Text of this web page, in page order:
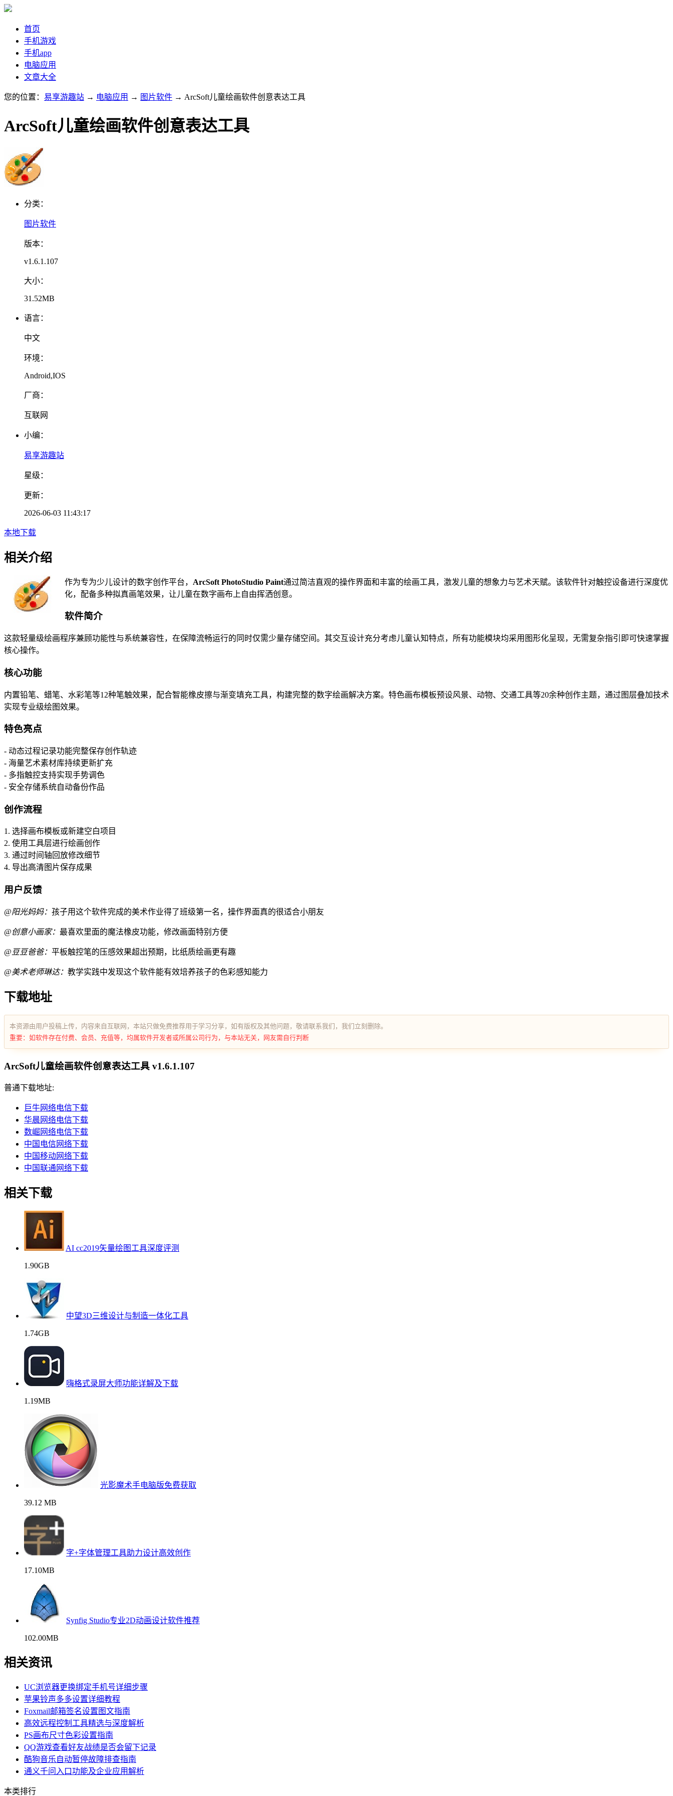
首页
手机游戏
手机app
电脑应用
文章大全
您的位置： 易享游趣站 → 电脑应用 → 图片软件 → ArcSoft儿童绘画软件创意表达工具
ArcSoft儿童绘画软件创意表达工具
分类：
图片软件
版本：
v1.6.1.107
大小：
31.52MB
语言：
中文
环境：
Android,IOS
厂商：
互联网
小编：
易享游趣站
星级：
更新：
2026-06-03 11:43:17
本地下载
相关介绍
作为专为少儿设计的数字创作平台， ArcSoft PhotoStudio Paint通过简洁直观的操作界面和丰富的绘画工具，激发儿童的想象力与艺术天赋。该软件针对触控设备进行深度优
化，配备多种拟真画笔效果，让儿童在数字画布上自由挥洒创意。
软件简介
这款轻量级绘画程序兼顾功能性与系统兼容性，在保障流畅运行的同时仅需少量存储空间。其交互设计充分考虑儿童认知特点，所有功能模块均采用图形化呈现，无需复杂指引即可快速掌握
核心操作。
核心功能
内置铅笔、蜡笔、水彩笔等12种笔触效果，配合智能橡皮擦与渐变填充工具，构建完整的数字绘画解决方案。特色画布模板预设风景、动物、交通工具等20余种创作主题，通过图层叠加技术
实现专业级绘图效果。
特色亮点
- 动态过程记录功能完整保存创作轨迹
- 海量艺术素材库持续更新扩充
- 多指触控支持实现手势调色
- 安全存储系统自动备份作品
创作流程
1. 选择画布模板或新建空白项目
2. 使用工具层进行绘画创作
3. 通过时间轴回放修改细节
4. 导出高清图片保存成果
用户反馈
@阳光妈妈： 孩子用这个软件完成的美术作业得了班级第一名，操作界面真的很适合小朋友
@创意小画家： 最喜欢里面的魔法橡皮功能，修改画面特别方便
@豆豆爸爸： 平板触控笔的压感效果超出预期，比纸质绘画更有趣
@美术老师琳达： 教学实践中发现这个软件能有效培养孩子的色彩感知能力
下载地址
本资源由用户投稿上传，内容来自互联网，本站只做免费推荐用于学习分享，如有版权及其他问题，敬请联系我们，我们立刻删除。
重要：如软件存在付费、会员、充值等，均属软件开发者或所属公司行为，与本站无关，网友需自行判断
ArcSoft儿童绘画软件创意表达工具 v1.6.1.107
普通下载地址:
巨牛网络电信下载
华晨网络电信下载
数崛网络电信下载
中国电信网络下载
中国移动网络下载
中国联通网络下载
相关下载
AI cc2019矢量绘图工具深度评测
1.90GB
中望3D三维设计与制造一体化工具
1.74GB
嗨格式录屏大师功能详解及下载
1.19MB
光影魔术手电脑版免费获取
39.12 MB
字+字体管理工具助力设计高效创作
17.10MB
Synfig Studio专业2D动画设计软件推荐
102.00MB
相关资讯
UC浏览器更换绑定手机号详细步骤
苹果铃声多多设置详细教程
Foxmail邮箱签名设置图文指南
高效远程控制工具精选与深度解析
PS画布尺寸色彩设置指南
QQ游戏查看好友战绩是否会留下记录
酷狗音乐自动暂停故障排查指南
通义千问入口功能及企业应用解析
本类排行